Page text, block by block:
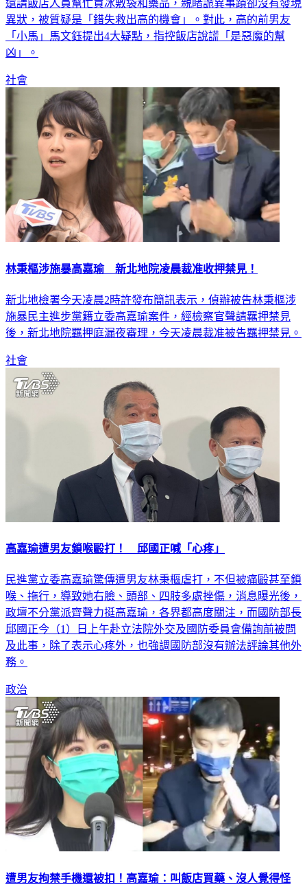
還請飯店人員幫忙買冰敷袋和藥品，親睹詭異事蹟卻沒有發現
異狀，被質疑是「錯失救出高的機會」。對此，高的前男友
「小馬」馬文鈺提出4大疑點，指控飯店說謊「是惡魔的幫
凶」。
社會
林秉樞涉施暴高嘉瑜 新北地院凌晨裁准收押禁見！
新北地檢署今天凌晨2時許發布簡訊表示，偵辦被告林秉樞涉
施暴民主進步黨籍立委高嘉瑜案件，經檢察官聲請羈押禁見
後，新北地院羈押庭漏夜審理，今天凌晨裁准被告羈押禁見。
社會
高嘉瑜遭男友鎖喉毆打！ 邱國正喊「心疼」
民進黨立委高嘉瑜驚傳遭男友林秉樞虐打，不但被痛毆甚至鎖
喉、拖行，導致她右臉、頭部、四肢多處挫傷，消息曝光後，
政壇不分黨派齊聲力挺高嘉瑜，各界都高度關注，而國防部長
邱國正今（1）日上午赴立法院外交及國防委員會備詢前被問
及此事，除了表示心疼外，也強調國防部沒有辦法評論其他外
務。
政治
遭男友拘禁手機還被扣！高嘉瑜：叫飯店買藥、沒人覺得怪